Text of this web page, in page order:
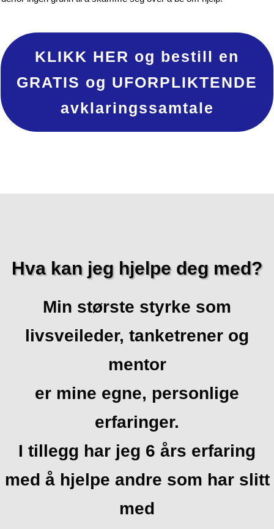
KLIKK HER og bestill en
GRATIS og UFORPLIKTENDE
avklaringssamtale
Hva kan jeg hjelpe deg med?
Min største styrke som
livsveileder, tanketrener og
mentor
er mine egne, personlige
erfaringer.
I tillegg har jeg 6 års erfaring
med å hjelpe andre som har slitt
med